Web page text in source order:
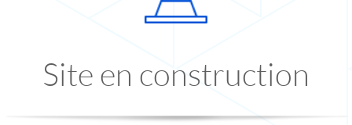
Site en construction